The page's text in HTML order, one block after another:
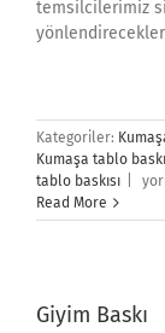
temsilcilerimiz
Kategoriler:
Kumaşa tablo
tablo baskısı
için
Read More
Giyim Baskı